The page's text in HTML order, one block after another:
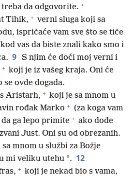
da odgovorite. +
Tihik, + verni sluga koji sa
ispričaće vam sve što se tiče
vas da biste znali kako smo i
9 S njim će doći moj verni i
+ koji je iz vašeg kraja. Oni će
ovde događa.
Aristarh, + koji je sa mnom u
rođak Marko + (za koga vam
ga lepo primite + ako dođe
Just. Oni su od obrezanih.
mnom u službi za Božje
mi veliku utehu *. 12
+ koji je nekad bio s vama,